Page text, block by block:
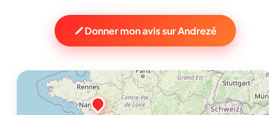
Donner mon avis sur Andrezé